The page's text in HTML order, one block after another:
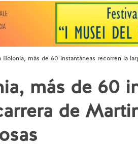
Bolonia, más de 60 instantáneas recorren la
más de 60
de